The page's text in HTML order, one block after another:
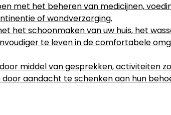
met het beheren van medicijnen,
of wondverzorging.
het schoonmaken van uw huis, het
te leven in de comfortabele
middel van gesprekken, activiteiten
aandacht te schenken aan hun